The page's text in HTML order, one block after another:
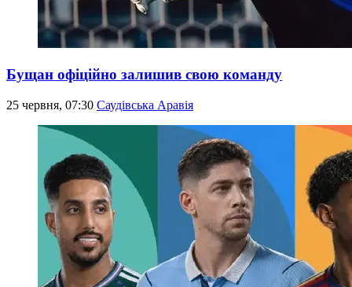
Бущан офіційно залишив свою команду
25 червня, 07:30 Саудівська Аравія